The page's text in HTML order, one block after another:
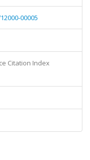
00005
Citation Index